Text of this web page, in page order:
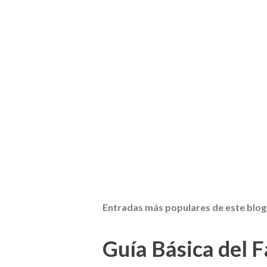
Entradas más populares de este blog
Guía Básica del